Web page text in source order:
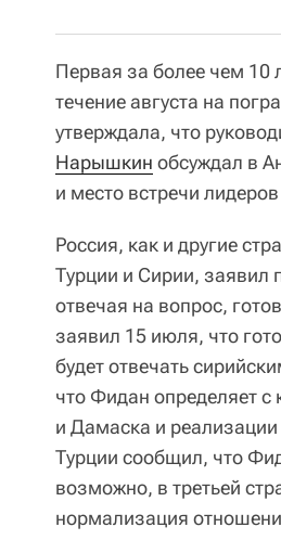
Первая за более чем 10
течение августа на
утверждала, что
Нарышкин обсуждал в
и место встречи
Россия, как и другие
Турции и Сирии, заявил
отвечая на вопрос,
заявил 15 июля, что
будет отвечать
что Фидан определяет
и Дамаска и
Турции сообщил, что
возможно, в третьей
нормализация